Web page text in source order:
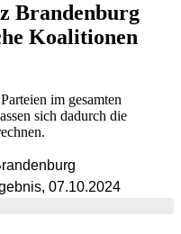
Brandenburg
Koalitionen
im gesamten
sich dadurch die
07.10.2024